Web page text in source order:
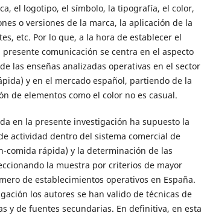
el logotipo, el símbolo, la tipografía, el color,
o versiones de la marca, la aplicación de la
etc. Por lo que, a la hora de establecer el
comunicación se centra en el aspecto
las enseñas analizadas operativas en el sector
y en el mercado español, partiendo de la
de elementos como el color no es casual.
en la presente investigación ha supuesto la
actividad dentro del sistema comercial de
comida rápida) y la determinación de las
la muestra por criterios de mayor
de establecimientos operativos en España.
los autores se han valido de técnicas de
y de fuentes secundarias. En definitiva, en esta